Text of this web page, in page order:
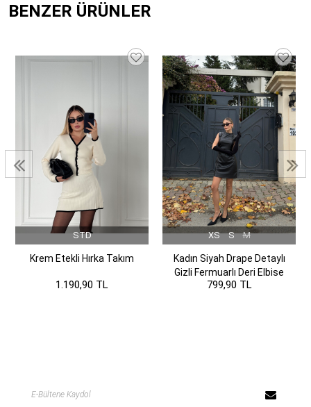
BENZER ÜRÜNLER
STD
Krem Etekli Hırka Takım
1.190,90 TL
XS S M
Kadın Siyah Drape Detaylı
Gizli Fermuarlı Deri Elbise
799,90 TL